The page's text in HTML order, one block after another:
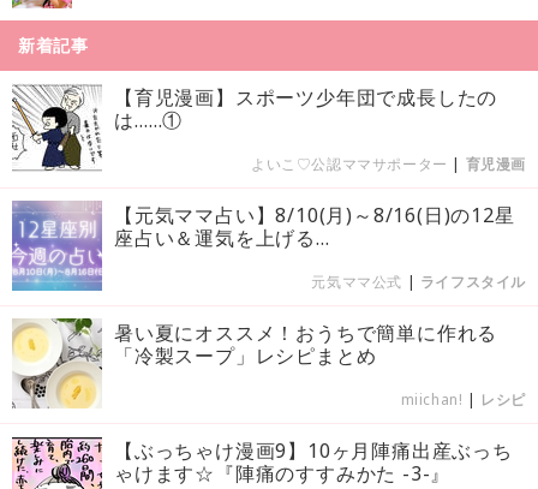
新着記事
【育児漫画】スポーツ少年団で成長したの
は……①
よいこ♡公認ママサポーター | 育児漫画
【元気ママ占い】8/10(月)～8/16(日)の12星
座占い＆運気を上げる...
元気ママ公式 | ライフスタイル
暑い夏にオススメ！おうちで簡単に作れる
「冷製スープ」レシピまとめ
miichan! | レシピ
【ぶっちゃけ漫画9】10ヶ月陣痛出産ぶっち
ゃけます☆『陣痛のすすみかた -3-』